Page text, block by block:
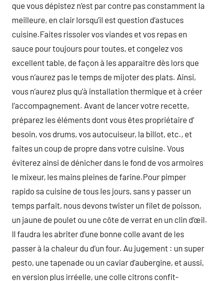
que vous dépistez n’est par contre pas constamment la
meilleure, en clair lorsqu’il est question d’astuces
cuisine.Faites rissoler vos viandes et vos repas en
sauce pour toujours pour toutes, et congelez vos
excellent table, de façon à les apparaitre dès lors que
vous n’aurez pas le temps de mijoter des plats. Ainsi,
vous n’aurez plus qu’à installation thermique et à créer
l’accompagnement. Avant de lancer votre recette,
préparez les éléments dont vous êtes propriétaire d’
besoin, vos drums, vos autocuiseur, la billot, etc., et
faites un coup de propre dans votre cuisine. Vous
éviterez ainsi de dénicher dans le fond de vos armoires
le mixeur, les mains pleines de farine.Pour pimper
rapido sa cuisine de tous les jours, sans y passer un
temps parfait, nous devons twister un filet de poisson,
un jaune de poulet ou une côte de verrat en un clin d’œil.
Il faudra les abriter d’une bonne colle avant de les
passer à la chaleur du d’un four. Au jugement : un super
pesto, une tapenade ou un caviar d’aubergine, et aussi,
en version plus irréelle, une colle citrons confit-